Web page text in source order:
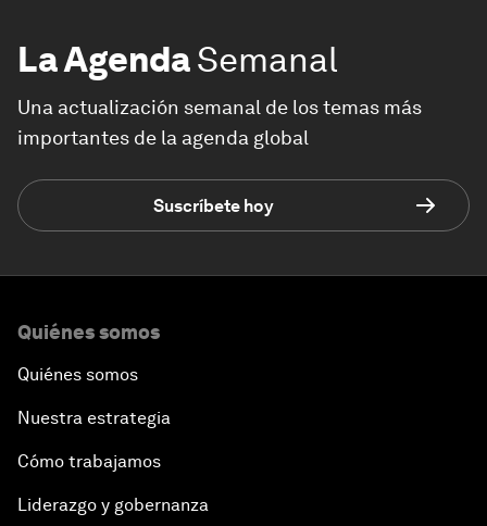
La AgendaSemanal
Una actualización semanal de los temas más
importantes de la agenda global
Suscríbete hoy
Quiénes somos
Quiénes somos
Nuestra estrategia
Cómo trabajamos
Liderazgo y gobernanza